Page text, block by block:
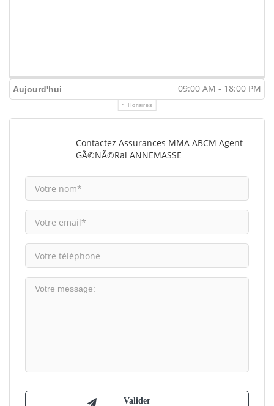
Aujourd'hui 09:00 AM - 18:00 PM
Horaires
Contactez Assurances MMA ABCM Agent
GÃ©nÃ©ral ANNEMASSE